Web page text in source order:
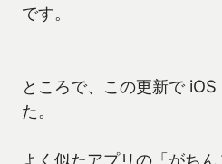
です。
ところで、この更新で
た。
よく似たアプリの「がち